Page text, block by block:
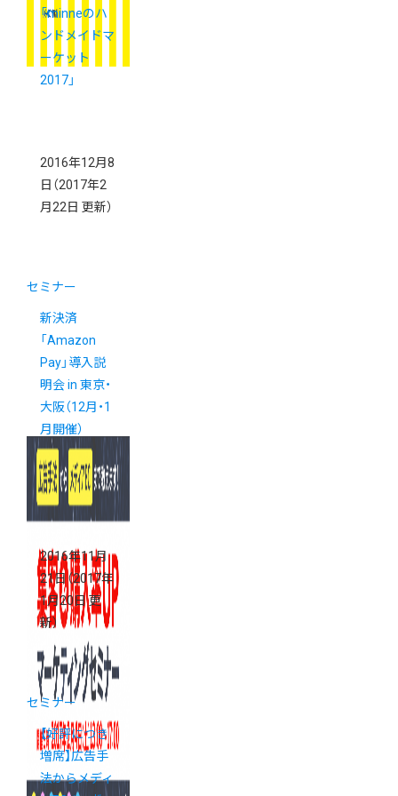
「minneのハ
ンドメイドマ
ーケット
2017」
2016年12月8
日 （2017年2
月22日 更新）
セミナー
新決済
「Amazon
Pay」導入説
明会 in 東京・
大阪（12月・1
月開催）
2016年11月
21日 （2017年
1月20日 更
新）
セミナー
【好評につき
増席】広告手
法からメディ